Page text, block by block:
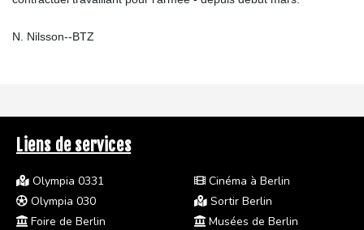
N. Nilsson--BTZ
Liens de services
Olympia 0331
Olympia 030
Foire de Berlin
Cinéma à Berlin
Sortir Berlin
Musées de Berlin